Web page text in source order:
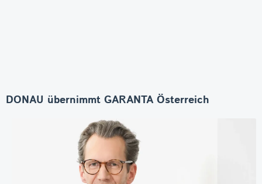
DONAU übernimmt GARANTA Österreich